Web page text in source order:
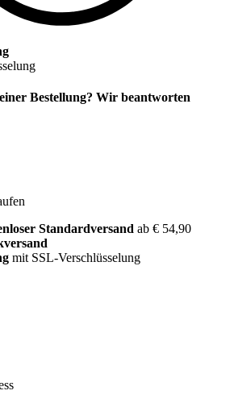
Bestellung? Wir beantworten
Standardversand ab € 54,90
mit SSL-Verschlüsselung